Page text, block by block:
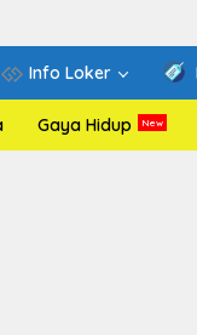
Info Loker
Gaya Hidup